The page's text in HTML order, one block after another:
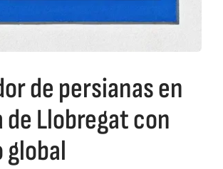
de persianas en
de Llobregat con